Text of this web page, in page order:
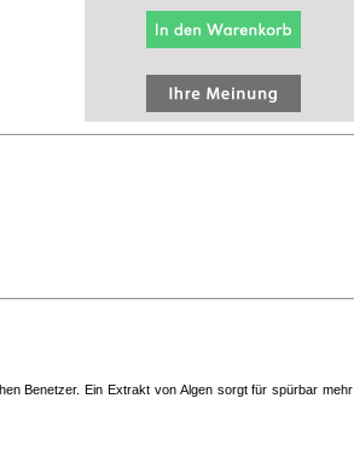
Benetzer. Ein Extrakt von Algen sorgt für spürbar mehr